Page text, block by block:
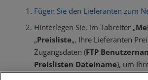
Fügen Sie den Lieferanten zum
Hinterlegen Sie, im Tabreiter „
„Preisliste„, Ihre Lieferanten
Zugangsdaten (FTP
Preislisten Dateiname), um